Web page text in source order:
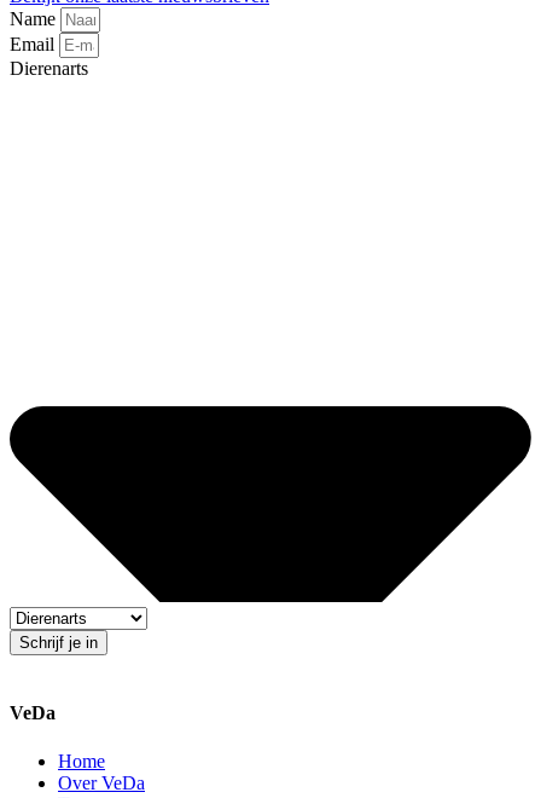
Name
Email
Dierenarts
Schrijf je in
VeDa
Home
Over VeDa